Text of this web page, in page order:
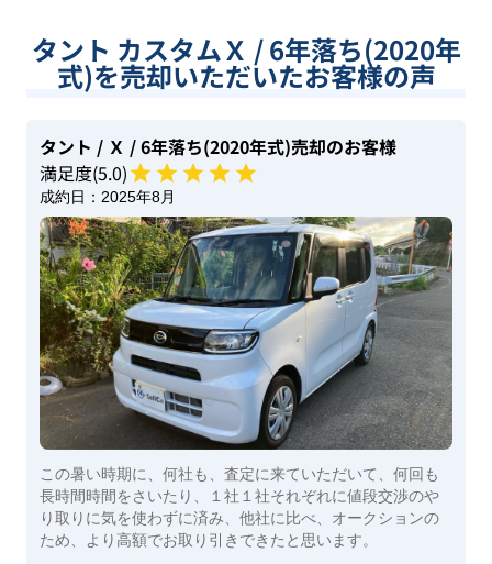
タント カスタムＸ / 6年落ち(2020年
式)を売却いただいたお客様の声
タント / Ｘ / 6年落ち(2020年式)売却のお客様
満足度(5.0)
成約日： 2025年8月
この暑い時期に、何社も、査定に来ていただいて、何回も
長時間時間をさいたり、１社１社それぞれに値段交渉のや
り取りに気を使わずに済み、他社に比べ、オークションの
ため、より高額でお取り引きできたと思います。